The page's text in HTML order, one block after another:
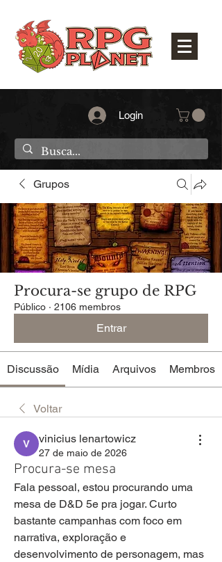
Login
Grupos
Procura-se grupo de RPG
Público · 2106 membros
Entrar
Discussão Mídia Arquivos Membros
Voltar
vinicius lenartowicz
27 de maio de 2026
Procura-se mesa
Fala pessoal, estou procurando uma
mesa de D&D 5e pra jogar. Curto
bastante campanhas com foco em
narrativa, exploração e
desenvolvimento de personagem, mas